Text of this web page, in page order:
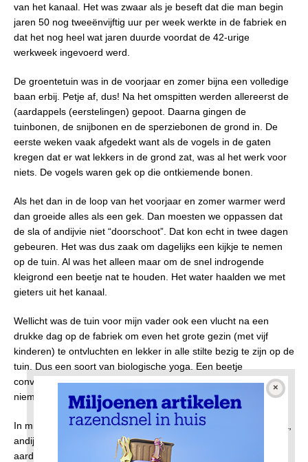
van het kanaal. Het was zwaar als je beseft dat die man begin
jaren 50 nog tweeënvijftig uur per week werkte in de fabriek en
dat het nog heel wat jaren duurde voordat de 42-urige
werkweek ingevoerd werd.
De groentetuin was in de voorjaar en zomer bijna een volledige
baan erbij. Petje af, dus! Na het omspitten werden allereerst de
(aardappels (eerstelingen) gepoot. Daarna gingen de
tuinbonen, de snijbonen en de sperziebonen de grond in. De
eerste weken vaak afgedekt want als de vogels in de gaten
kregen dat er wat lekkers in de grond zat, was al het werk voor
niets. De vogels waren gek op die ontkiemende bonen.
Als het dan in de loop van het voorjaar en zomer warmer werd
dan groeide alles als een gek. Dan moesten we oppassen dat
de sla of andijvie niet “doorschoot”. Dat kon echt in twee dagen
gebeuren. Het was dus zaak om dagelijks een kijkje te nemen
op de tuin. Al was het alleen maar om de snel indrogende
kleigrond een beetje nat te houden. Het water haalden we met
gieters uit het kanaal.
Wellicht was de tuin voor mijn vader ook een vlucht na een
drukke dag op de fabriek om even het grote gezin (met vijf
kinderen) te ontvluchten en lekker in alle stilte bezig te zijn op de
tuin. Dus een soort van biologische yoga. Een beetje
converseren met de ontkiemende aardappelen en groenten en
niemand die wat terug zegt. Heerlijk dus!
In mijn herinnering hadden we overweldigende oogsten van sla,
andijvie, radijs, bietjes, gele en groene komkommers,
aardbeien, tomaten, bonen en snijbonen. Aan het eind van de